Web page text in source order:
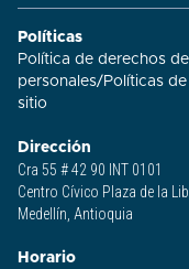
Políticas
Política de derechos
personales/ Políticas
sitio​
Dirección
Cra 55 # 42 90 INT 0101
Centro Cívico Plaza de la
Medellín, Antioquia
Horario